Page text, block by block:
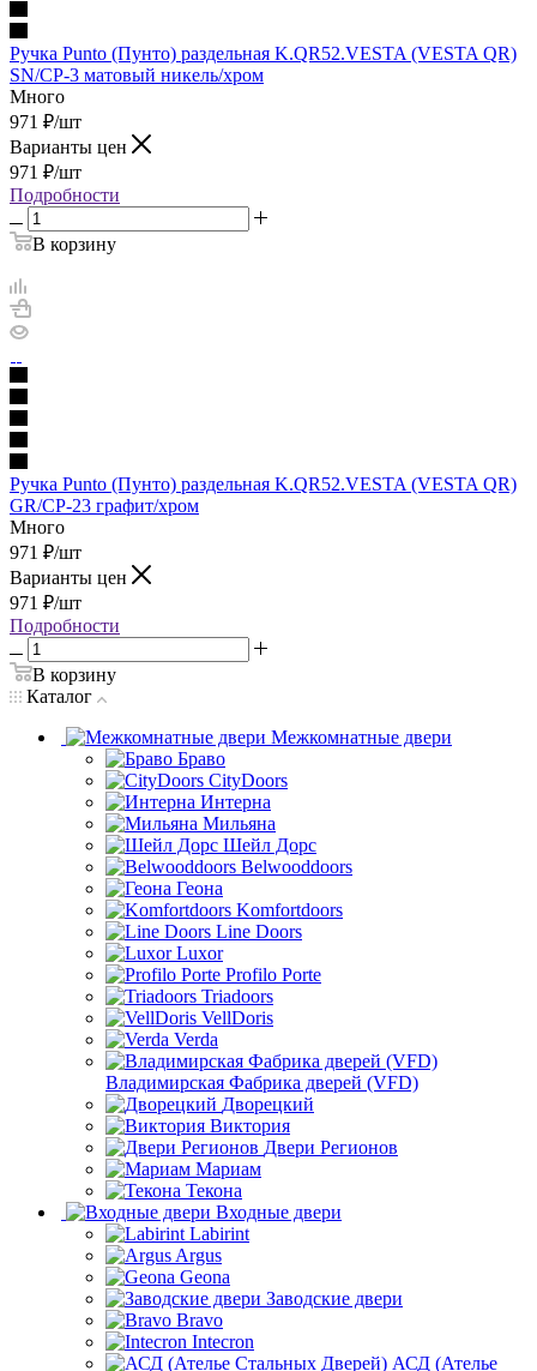
Ручка Punto (Пунто) раздельная K.QR52.VESTA (VESTA QR)
SN/CP-3 матовый никель/хром
Много
971 ₽/шт
Варианты цен
971 ₽/шт
Подробности
В корзину
Ручка Punto (Пунто) раздельная K.QR52.VESTA (VESTA QR)
GR/CP-23 графит/хром
Много
971 ₽/шт
Варианты цен
971 ₽/шт
Подробности
В корзину
Каталог
Межкомнатные двери
Браво
CityDoors
Интерна
Мильяна
Шейл Дорс
Belwooddoors
Геона
Komfortdoors
Line Doors
Luxor
Profilo Porte
Triadoors
VellDoris
Verda
Владимирская Фабрика дверей (VFD)
Дворецкий
Виктория
Двери Регионов
Мариам
Текона
Входные двери
Labirint
Argus
Geona
Заводские двери
Bravo
Intecron
АСД (Ателье